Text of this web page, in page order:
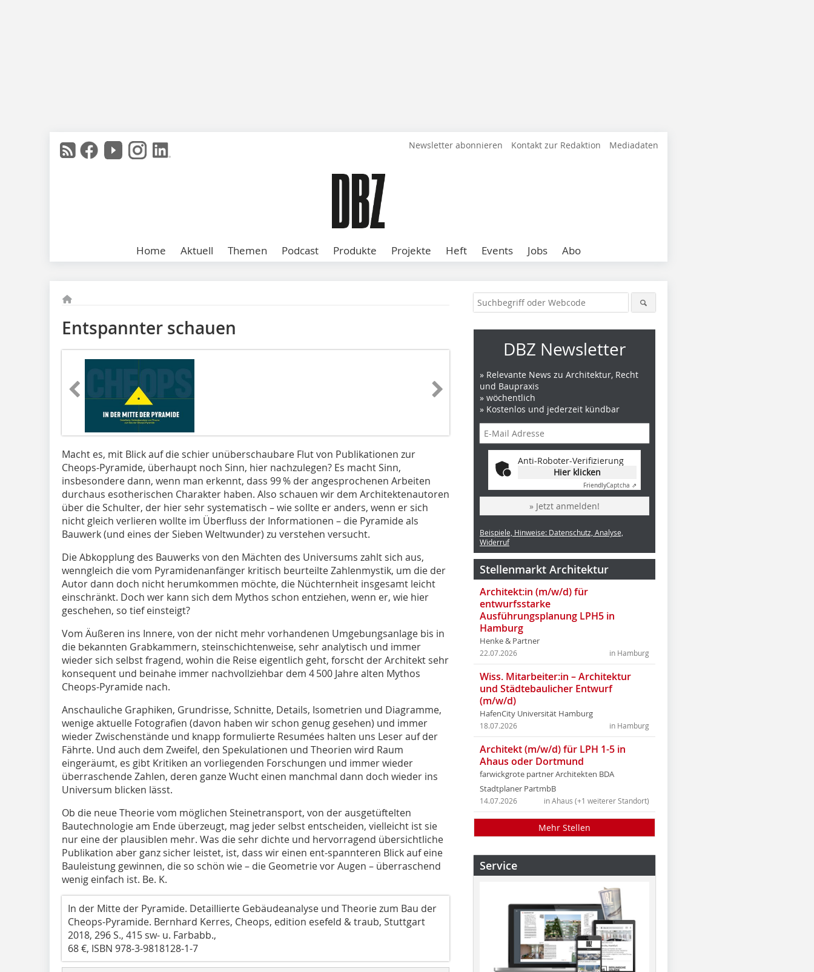
Newsletter abonnieren Kontakt zur Redaktion Mediadaten
Home Aktuell Themen Podcast Produkte Projekte Heft Events Jobs Abo
Entspannter schauen
Macht es, mit Blick auf die schier unüberschaubare Flut von Publikationen zur
Cheops-Pyramide, überhaupt noch Sinn, hier nachzulegen? Es macht Sinn,
insbesondere dann, wenn man erkennt, dass 99 % der angesprochenen Arbeiten
durchaus esotherischen Charakter haben. Also schauen wir dem Architektenautoren
über die Schulter, der hier sehr systematisch – wie sollte er anders, wenn er sich
nicht gleich verlieren wollte im Überfluss der Informationen – die Pyramide als
Bauwerk (und eines der Sieben Weltwunder) zu verstehen versucht.
Die Abkopplung des Bauwerks von den Mächten des Universums zahlt sich aus,
wenngleich die vom Pyramidenanfänger kritisch beurteilte Zahlenmystik, um die der
Autor dann doch nicht herumkommen möchte, die Nüchternheit insgesamt leicht
einschränkt. Doch wer kann sich dem Mythos schon entziehen, wenn er, wie hier
geschehen, so tief einsteigt?
Vom Äußeren ins Innere, von der nicht mehr vorhandenen Umgebungsanlage bis in
die bekannten Grabkammern, steinschichtenweise, sehr analytisch und immer
wieder sich selbst fragend, wohin die Reise eigentlich geht, forscht der Architekt sehr
konsequent und beinahe immer nachvollziehbar dem 4 500 Jahre alten Mythos
Cheops-Pyramide nach.
Anschauliche Graphiken, Grundrisse, Schnitte, Details, Isometrien und Diagramme,
wenige aktuelle Fotografien (davon haben wir schon genug gesehen) und immer
wieder Zwischenstände und knapp formulierte Resumées halten uns Leser auf der
Fährte. Und auch dem Zweifel, den Spekulationen und Theorien wird Raum
eingeräumt, es gibt Kritiken an vorliegenden Forschungen und immer wieder
überraschende Zahlen, deren ganze Wucht einen manchmal dann doch wieder ins
Universum blicken lässt.
Ob die neue Theorie vom möglichen Steinetransport, von der ausgetüftelten
Bautechnologie am Ende überzeugt, mag jeder selbst entscheiden, vielleicht ist sie
nur eine der plausiblen mehr. Was die sehr dichte und hervorragend übersichtliche
Publikation aber ganz sicher leistet, ist, dass wir einen ent-spannteren Blick auf eine
Bauleistung gewinnen, die so schön wie – die Geometrie vor Augen – überraschend
wenig einfach ist. Be. K.
In der Mitte der Pyramide. Detaillierte Gebäudeanalyse und Theorie zum Bau der
Cheops-Pyramide. Bernhard Kerres, Cheops, edition esefeld & traub, Stuttgart
2018, 296 S., 415 sw- u. Farbabb.,
68 €, ISBN 978-3-9818128-1-7
DBZ Newsletter
» Relevante News zu Architektur, Recht
und Baupraxis
» wöchentlich
» Kostenlos und jederzeit kündbar
Anti-Roboter-Verifizierung
Hier klicken
FriendlyCaptcha ⇗
» Jetzt anmelden!
Beispiele, Hinweise: Datenschutz, Analyse,
Widerruf
Stellenmarkt Architektur
Architekt:in (m/w/d) für
entwurfsstarke
Ausführungsplanung LPH5 in
Hamburg
Henke & Partner
in Hamburg
22.07.2026
Wiss. Mitarbeiter:in – Architektur
und Städtebaulicher Entwurf
(m/w/d)
HafenCity Universität Hamburg
in Hamburg
18.07.2026
Architekt (m/w/d) für LPH 1-5 in
Ahaus oder Dortmund
farwickgrote partner Architekten BDA
Stadtplaner PartmbB
in Ahaus (+1 weiterer Standort)
14.07.2026
Mehr Stellen
Service